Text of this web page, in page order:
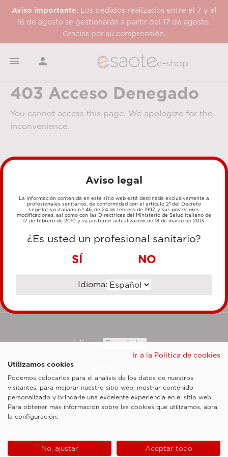
Aviso importante: Los pedidos realizados entre el 7 y el
16 de agosto se gestionarán a partir del 17 de agosto.
Gracias por su comprensión.
  e-shop
403 Acceso Denegado
You cannot access this page. We apologize for the
inconvenience.
MÉTODOS DE PAGO
TRANSFERENCIA BANCARIA
Idioma:
Esaote SpA ©2026 - Vat Code IT05131180969
Sociedad sujeta a la actividad de dirección y coordinación de Shanghai Luzi
Enterprise Management Consultancy Center (Limited Partnership)
Notas legales
Cookie Policy
Aviso legal
La información contenida en este sitio web está destinada exclusivamente a
profesionales sanitarios, de conformidad con el artículo 21 del Decreto
Legislativo italiano n.º 46, de 24 de febrero de 1997, y sus posteriores
modificaciones, así como con las Directrices del Ministerio de Salud italiano de
17 de febrero de 2010 y su posterior actualización de 18 de marzo de 2013.
¿Es usted un profesional sanitario?
SÍ NO
Idioma:
Ir a la Política de cookies
Utilizamos cookies
Podemos colocarlos para el análisis de los datos de nuestros
visitantes, para mejorar nuestro sitio web, mostrar contenido
personalizado y brindarle una excelente experiencia en el sitio web.
Para obtener más información sobre las cookies que utilizamos, abra
la configuración.
No, ajustar Aceptar todo